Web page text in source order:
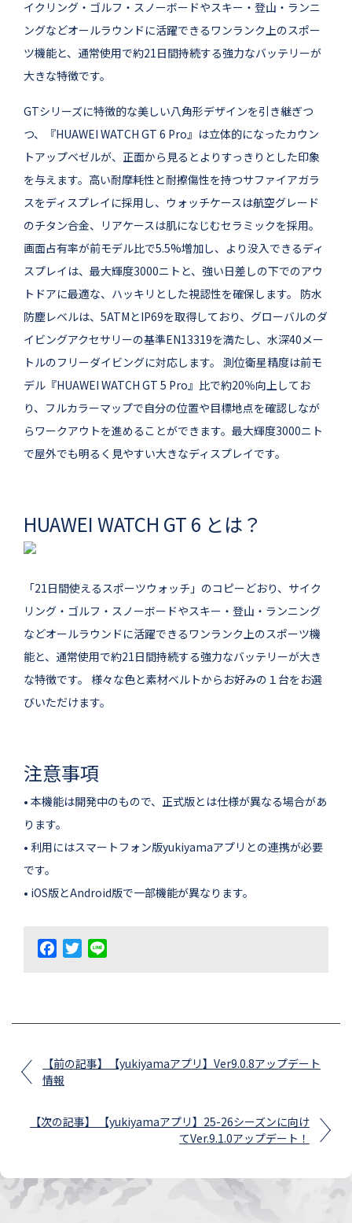
イクリング・ゴルフ・スノーボードやスキー・登山・ランニ
ングなどオールラウンドに活躍できるワンランク上のスポー
ツ機能と、通常使用で約21日間持続する強力なバッテリーが
大きな特徴です。
GTシリーズに特徴的な美しい八角形デザインを引き継ぎつ
つ、『HUAWEI WATCH GT 6 Pro』は立体的になったカウン
トアップベゼルが、正面から見るとよりすっきりとした印象
を与えます。高い耐摩耗性と耐擦傷性を持つサファイアガラ
スをディスプレイに採用し、ウォッチケースは航空グレード
のチタン合金、リアケースは肌になじむセラミックを採用。
画面占有率が前モデル比で5.5%増加し、より没入できるディ
スプレイは、最大輝度3000ニトと、強い日差しの下でのアウ
トドアに最適な、ハッキリとした視認性を確保します。 防水
防塵レベルは、5ATMとIP69を取得しており、グローバルのダ
イビングアクセサリーの基準EN13319を満たし、水深40メー
トルのフリーダイビングに対応します。 測位衛星精度は前モ
デル『HUAWEI WATCH GT 5 Pro』比で約20％向上してお
り、フルカラーマップで自分の位置や目標地点を確認しなが
らワークアウトを進めることができます。最大輝度3000ニト
で屋外でも明るく見やすい大きなディスプレイです。
HUAWEI WATCH GT 6 とは？
「21日間使えるスポーツウォッチ」のコピーどおり、サイク
リング・ゴルフ・スノーボードやスキー・登山・ランニング
などオールラウンドに活躍できるワンランク上のスポーツ機
能と、通常使用で約21日間持続する強力なバッテリーが大き
な特徴です。 様々な色と素材ベルトからお好みの１台をお選
びいただけます。
注意事項
• 本機能は開発中のもので、正式版とは仕様が異なる場合があ
ります。
• 利用にはスマートフォン版yukiyamaアプリとの連携が必要
です。
• iOS版とAndroid版で一部機能が異なります。
FacebookTwitter
【前の記事】【yukiyamaアプリ】Ver9.0.8アップデート
情報
【次の記事】 【yukiyamaアプリ】25-26シーズンに向け
てVer.9.1.0アップデート！